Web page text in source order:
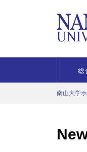
総
南山大学